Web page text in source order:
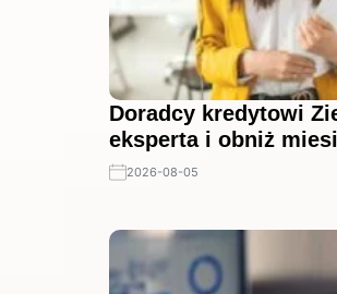
Doradcy kredytowi
eksperta i obniż
2026-08-05